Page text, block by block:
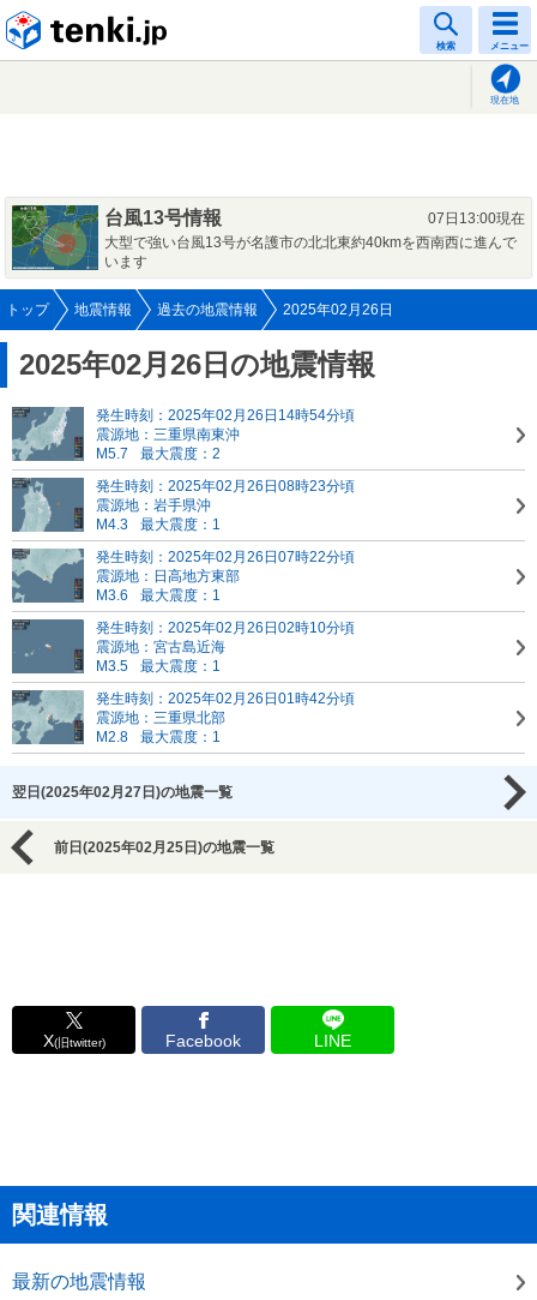
検索 メニュー
現在地
台風13号情報
07日13:00現在
大型で強い台風13号が名護市の北北東約40kmを西南西に進んで
います
トップ 地震情報 過去の地震情報 2025年02月26日
2025年02月26日の地震情報
発生時刻：2025年02月26日14時54分頃
震源地：三重県南東沖
M5.7
最大震度：2
発生時刻：2025年02月26日08時23分頃
震源地：岩手県沖
M4.3
最大震度：1
発生時刻：2025年02月26日07時22分頃
震源地：日高地方東部
M3.6
最大震度：1
発生時刻：2025年02月26日02時10分頃
震源地：宮古島近海
M3.5
最大震度：1
発生時刻：2025年02月26日01時42分頃
震源地：三重県北部
M2.8
最大震度：1
翌日(2025年02月27日)の地震一覧
前日(2025年02月25日)の地震一覧
X(旧twitter) Facebook LINE
関連情報
最新の地震情報